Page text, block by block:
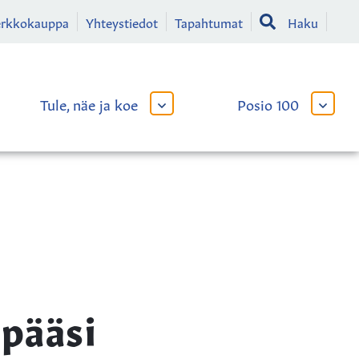
Yhteystiedot Tapahtumat Haku
Tule, näe ja koe
AVAA
ALAVALIKKO
Posio 100
AVAA